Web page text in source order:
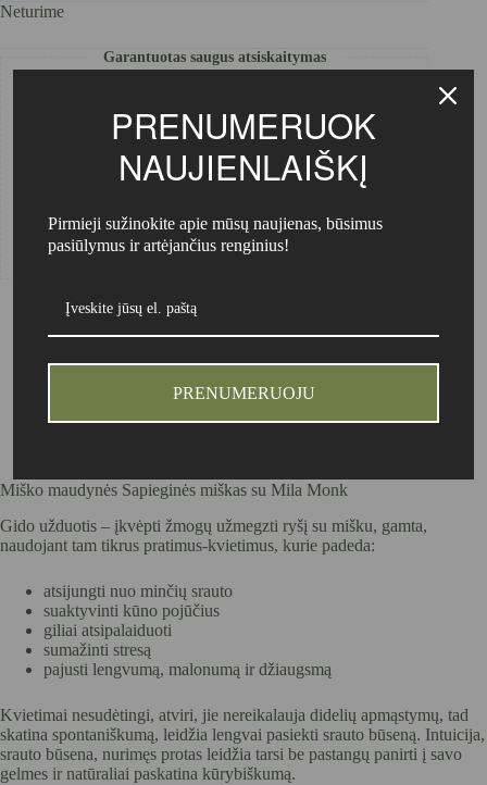
Neturime
Garantuotas saugus atsiskaitymas
Miško maudynės Sapieginės miškas su Mila Monk
Gido užduotis – įkvėpti žmogų užmegzti ryšį su mišku, gamta,
naudojant tam tikrus pratimus-kvietimus, kurie padeda:
atsijungti nuo minčių srauto
suaktyvinti kūno pojūčius
giliai atsipalaiduoti
sumažinti stresą
pajusti lengvumą, malonumą ir džiaugsmą
Kvietimai nesudėtingi, atviri, jie nereikalauja didelių apmąstymų, tad
skatina spontaniškumą, leidžia lengvai pasiekti srauto būseną. Intuicija,
srauto būsena, nurimęs protas leidžia tarsi be pastangų panirti į savo
gelmes ir natūraliai paskatina kūrybiškumą.
PRENUMERUOK
NAUJIENLAIŠKĮ
Pirmieji sužinokite apie mūsų naujienas, būsimus
pasiūlymus ir artėjančius renginius!
PRENUMERUOJU